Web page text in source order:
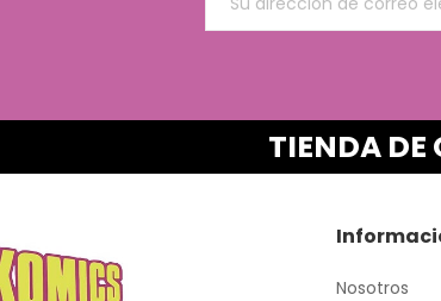
TIENDA DE
Nosotros